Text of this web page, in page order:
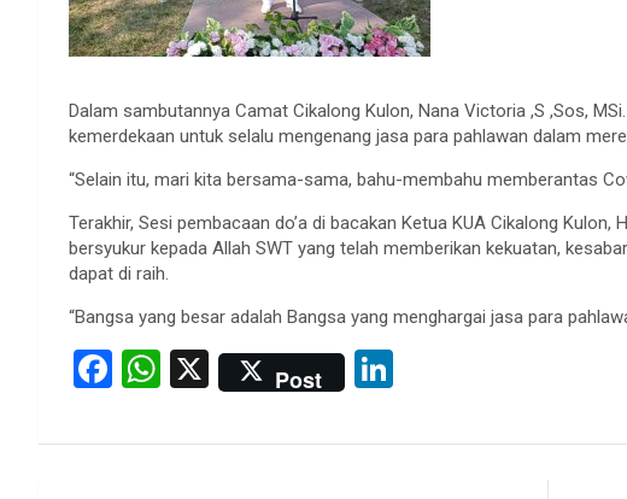
Dalam sambutannya Camat Cikalong Kulon, Nana Victoria ,S ,Sos,
kemerdekaan untuk selalu mengenang jasa para pahlawan dalam
“Selain itu, mari kita bersama-sama, bahu-membahu memberantas
Terakhir, Sesi pembacaan do’a di bacakan Ketua KUA Cikalong Kulon,
bersyukur kepada Allah SWT yang telah memberikan kekuatan,
dapat di raih.
“Bangsa yang besar adalah Bangsa yang menghargai jasa para
F
ce
W
at
X Post
ke